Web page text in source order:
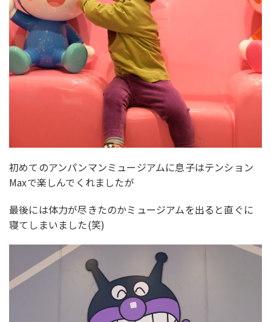
初めてのアンパンマンミュージアムに息子はテンション
Maxで楽しんでくれましたが
最後には体力が尽きたのかミュージアムを出ると直ぐに
寝てしまいました(笑)